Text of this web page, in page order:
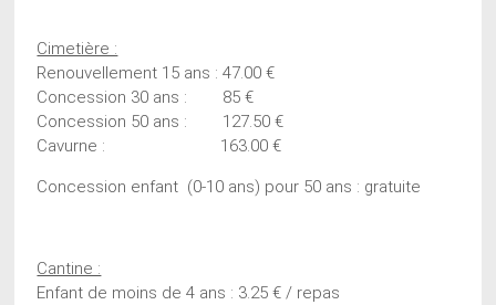
Cimetière :
Renouvellement 15 ans : 47.00 €
Concession 30 ans : 85 €
Concession 50 ans : 127.50 €
Cavurne : 163.00 €
Concession enfant (0-10 ans) pour 50 ans : gratuite
Cantine :
Enfant de moins de 4 ans : 3.25 € / repas